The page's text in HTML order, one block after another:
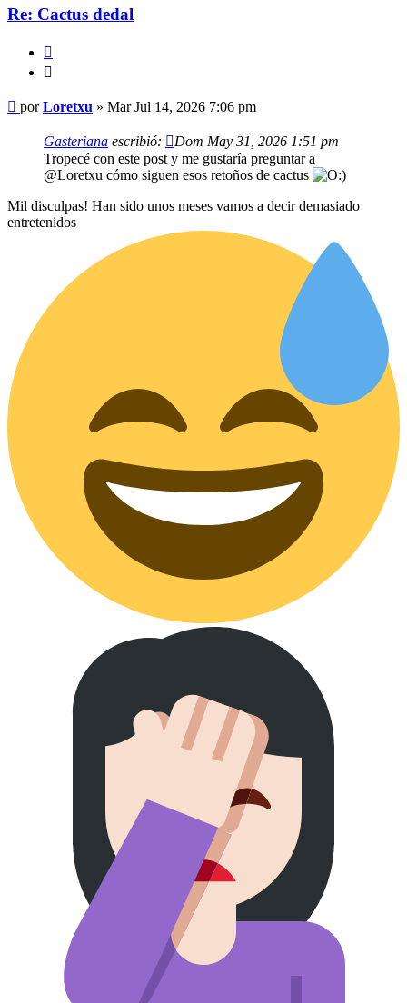
Re: Cactus dedal
Mensaje
porLoretxu » Mar Jul 14, 2026 7:06 pm
Gasteriana escribió:
Dom May 31, 2026 1:51 pm
Tropecé con este post y me gustaría preguntar a
@Loretxu cómo siguen esos retoños de cactus
Mil disculpas! Han sido unos meses vamos a decir demasiado
entretenidos